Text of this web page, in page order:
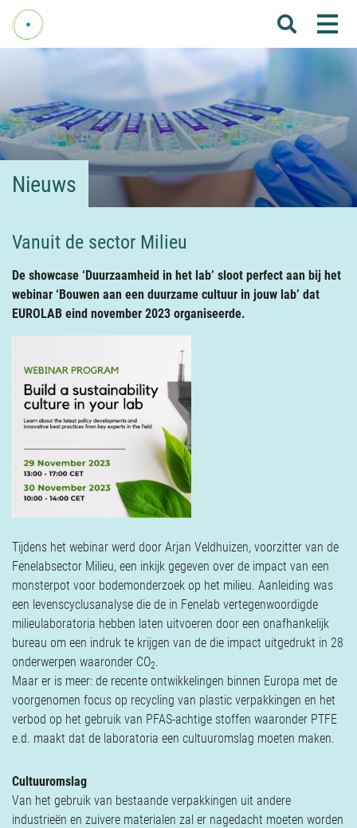
Over Fenelab
Commissies
Donateurs
Agenda
Contact
Nieuws
Vanuit de sector Milieu
De showcase ‘Duurzaamheid in het lab’ sloot perfect aan bij het
webinar ‘Bouwen aan een duurzame cultuur in jouw lab’ dat
EUROLAB eind november 2023 organiseerde.
Tijdens het webinar werd door Arjan Veldhuizen, voorzitter van de
Fenelabsector Milieu, een inkijk gegeven over de impact van een
monsterpot voor bodemonderzoek op het milieu. Aanleiding was
een levenscyclusanalyse die de in Fenelab vertegenwoordigde
milieulaboratoria hebben laten uitvoeren door een onafhankelijk
bureau om een indruk te krijgen van de die impact uitgedrukt in 28
onderwerpen waaronder CO2.
Maar er is meer: de recente ontwikkelingen binnen Europa met de
voorgenomen focus op recycling van plastic verpakkingen en het
verbod op het gebruik van PFAS-achtige stoffen waaronder PTFE
e.d. maakt dat de laboratoria een cultuuromslag moeten maken.
Cultuuromslag
Van het gebruik van bestaande verpakkingen uit andere
industrieën en zuivere materialen zal er nagedacht moeten worden